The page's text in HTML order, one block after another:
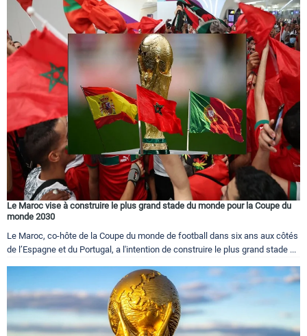
Le Maroc vise à construire le plus grand stade du monde pour la Coupe du
monde 2030
Le Maroc, co-hôte de la Coupe du monde de football dans six ans aux côtés
de l’Espagne et du Portugal, a l'intention de construire le plus grand stade ...